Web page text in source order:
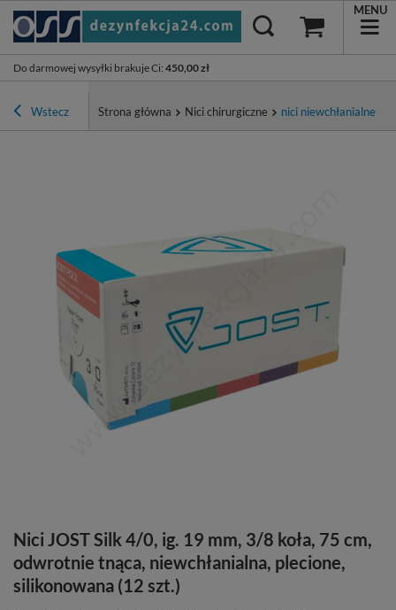
Do darmowej wysyłki brakuje Ci: 450,00 zł
MENU
Wstecz Strona główna Nici chirurgiczne nici niewchłanialne
Nici JOST Silk 4/0, ig. 19 mm, 3/8 koła, 75 cm,
odwrotnie tnąca, niewchłanialna, plecione,
silikonowana (12 szt.)